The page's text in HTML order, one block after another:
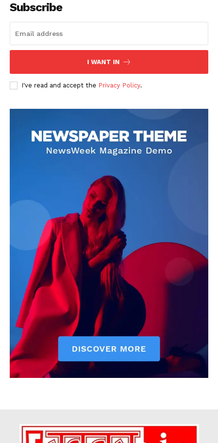
Company
Subscription Plans
My account
Subscribe
I WANT IN
I've read and accept the Privacy Policy.